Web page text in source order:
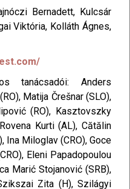
Bernadett, Kulcsár
Viktória, Kolláth Ágnes,
tanácsadói: Anders
Matija Črešnar (SLO),
(RO), Kasztovszky
Kurti (AL), Cătălin
Ina Miloglav (CRO), Goce
Eleni Papadopoulou
Marić Stojanović (SRB),
Zita (H), Szilágyi